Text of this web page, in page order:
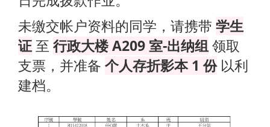
未缴交帐户资料的同学，请携带 学生
证至 行政大楼 A209 室-出纳组领取
支票，并准备 个人存折影本 1 份以利
建档。